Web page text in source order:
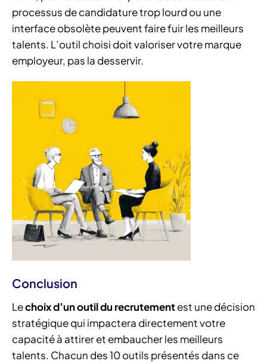
processus de candidature trop lourd ou une
interface obsolète peuvent faire fuir les meilleurs
talents. L’outil choisi doit valoriser votre marque
employeur, pas la desservir.
Conclusion
Lechoix d’un outil du recrutementest une décision
stratégique qui impactera directement votre
capacité à attirer et embaucher les meilleurs
talents. Chacun des 10 outils présentés dans ce